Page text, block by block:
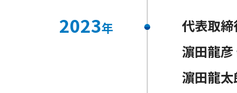
2023年
代表取
濵田龍
濵田龍